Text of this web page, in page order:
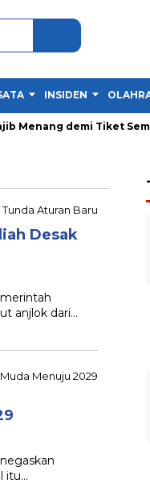
INSIDEN
demi Tiket
Desak
anjlok dari…
itu…